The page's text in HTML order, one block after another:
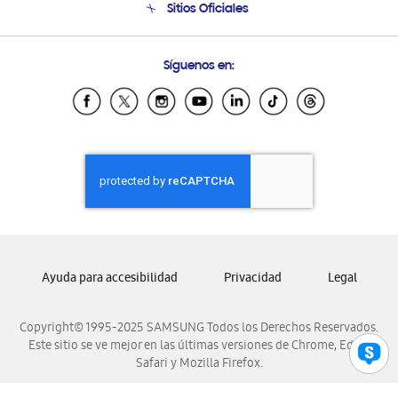
Condiciones de Compra
Soporte vía eMail
Sitios Oficiales
Samsung Ecuador
Samsung El Salvador
Samsung Honduras
Samsung Nicaragua
Samsung Panamá
Samsung Venezuela
Síguenos en:
Copyright© 1995-2025 SAMSUNG Todos los Derechos Reservados.
Este sitio se ve mejor en las últimas versiones de Chrome, Edge,
Safari y Mozilla Firefox.
Ayuda para accesibilidad Privacidad Legal